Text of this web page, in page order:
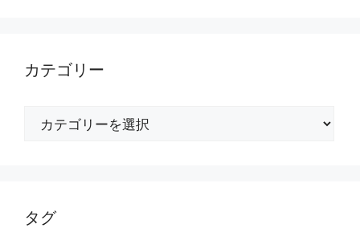
カテゴリー
タグ